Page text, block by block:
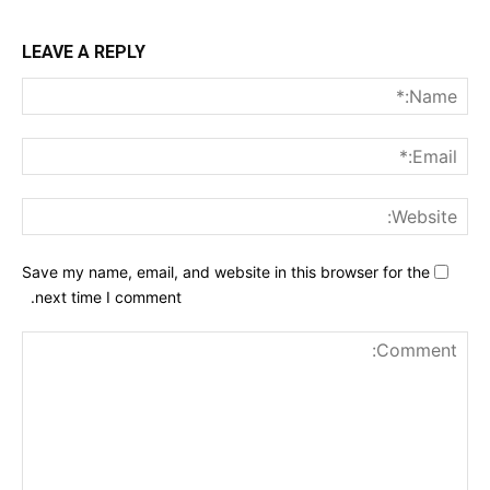
LEAVE A REPLY
Save my name, email, and website in this browser for the
next time I comment.